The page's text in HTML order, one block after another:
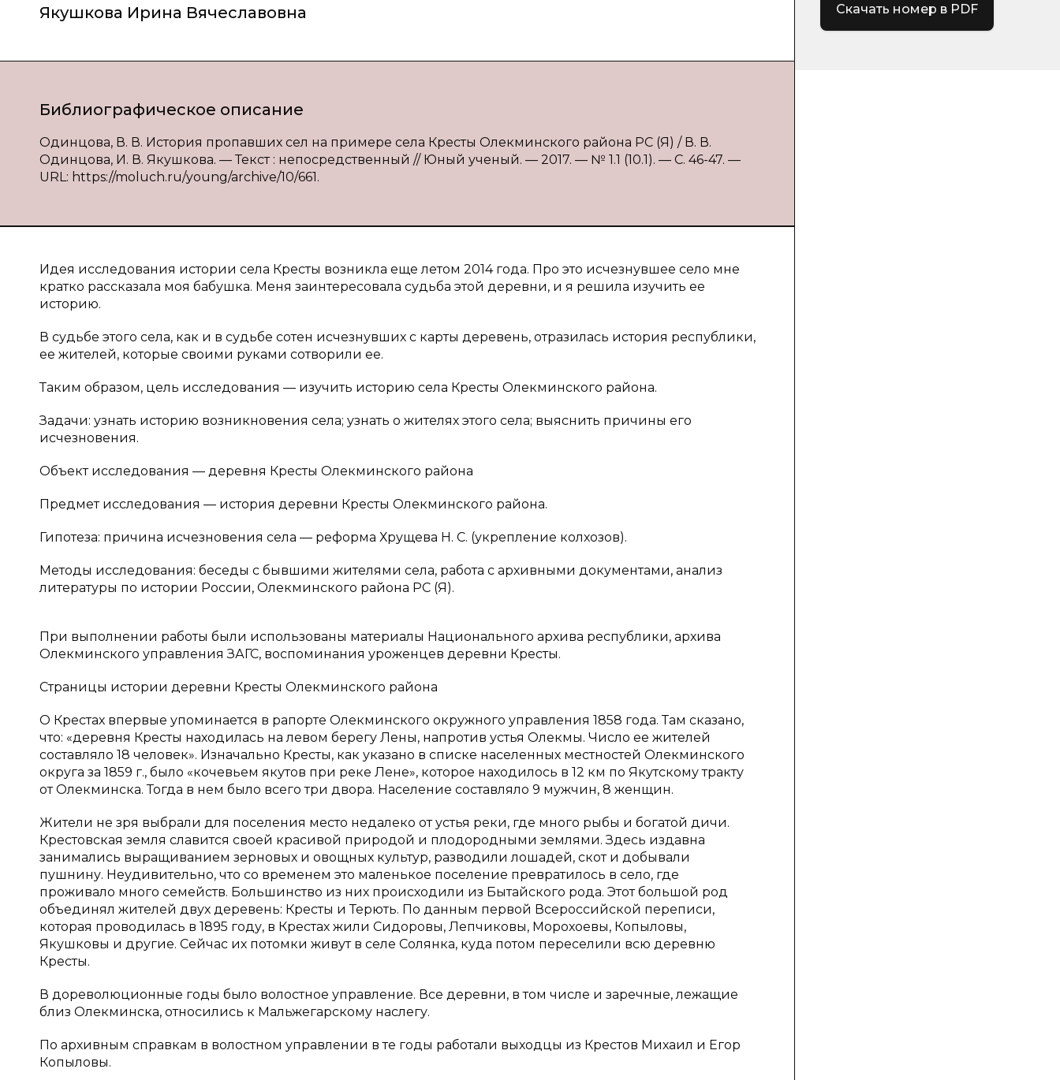
Якушкова Ирина Вячеславовна
Библиографическое описание
Одинцова, В. В. История пропавших сел на примере села Кресты Олекминского района РС (Я) / В. В.
Одинцова, И. В. Якушкова. — Текст : непосредственный // Юный ученый. — 2017. — № 1.1 (10.1). — С. 46-47. —
URL: https://moluch.ru/young/archive/10/661.
Идея исследования истории села Кресты возникла еще летом 2014 года. Про это исчезнувшее село мне
кратко рассказала моя бабушка. Меня заинтересовала судьба этой деревни, и я решила изучить ее
историю.
В судьбе этого села, как и в судьбе сотен исчезнувших с карты деревень, отразилась история республики,
ее жителей, которые своими руками сотворили ее.
Таким образом, цель исследования — изучить историю села Кресты Олекминского района.
Задачи: узнать историю возникновения села; узнать о жителях этого села; выяснить причины его
исчезновения.
Объект исследования — деревня Кресты Олекминского района
Предмет исследования — история деревни Кресты Олекминского района.
Гипотеза: причина исчезновения села — реформа Хрущева Н. С. (укрепление колхозов).
Методы исследования: беседы с бывшими жителями села, работа с архивными документами, анализ
литературы по истории России, Олекминского района РС (Я).
При выполнении работы были использованы материалы Национального архива республики, архива
Олекминского управления ЗАГС, воспоминания уроженцев деревни Кресты.
Страницы истории деревни Кресты Олекминского района
О Крестах впервые упоминается в рапорте Олекминского окружного управления 1858 года. Там сказано,
что: «деревня Кресты находилась на левом берегу Лены, напротив устья Олекмы. Число ее жителей
составляло 18 человек». Изначально Кресты, как указано в списке населенных местностей Олекминского
округа за 1859 г., было «кочевьем якутов при реке Лене», которое находилось в 12 км по Якутскому тракту
от Олекминска. Тогда в нем было всего три двора. Население составляло 9 мужчин, 8 женщин.
Жители не зря выбрали для поселения место недалеко от устья реки, где много рыбы и богатой дичи.
Крестовская земля славится своей красивой природой и плодородными землями. Здесь издавна
занимались выращиванием зерновых и овощных культур, разводили лошадей, скот и добывали
пушнину. Неудивительно, что со временем это маленькое поселение превратилось в село, где
проживало много семейств. Большинство из них происходили из Бытайского рода. Этот большой род
объединял жителей двух деревень: Кресты и Терють. По данным первой Всероссийской переписи,
которая проводилась в 1895 году, в Крестах жили Сидоровы, Лепчиковы, Морохоевы, Копыловы,
Якушковы и другие. Сейчас их потомки живут в селе Солянка, куда потом переселили всю деревню
Кресты.
В дореволюционные годы было волостное управление. Все деревни, в том числе и заречные, лежащие
близ Олекминска, относились к Мальжегарскому наслегу.
По архивным справкам в волостном управлении в те годы работали выходцы из Крестов Михаил и Егор
Копыловы.
Скачать номер в PDF